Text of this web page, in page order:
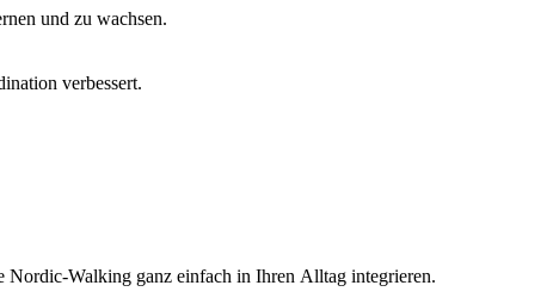
rnen und zu wachsen.
ination verbessert.
Nordic-Walking ganz einfach in Ihren Alltag integrieren.